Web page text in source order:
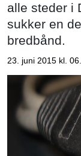
alle steder i
sukker en
bredbånd.
23. juni 2015 kl.